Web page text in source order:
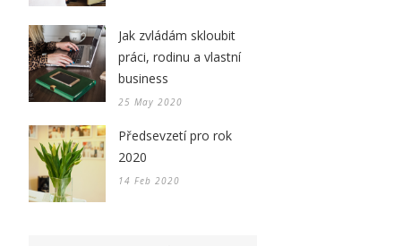
Jak zvládám skloubit
práci, rodinu a vlastní
business
25 May 2020
Předsevzetí pro rok
2020
14 Feb 2020